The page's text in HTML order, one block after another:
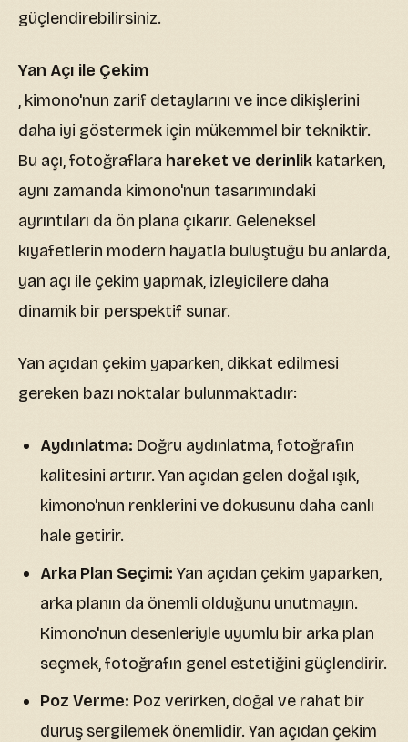
güçlendirebilirsiniz.
Yan Açı ile Çekim
, kimono'nun zarif detaylarını ve ince dikişlerini
daha iyi göstermek için mükemmel bir tekniktir.
Bu açı, fotoğraflara hareket ve derinlik katarken,
aynı zamanda kimono'nun tasarımındaki
ayrıntıları da ön plana çıkarır. Geleneksel
kıyafetlerin modern hayatla buluştuğu bu anlarda,
yan açı ile çekim yapmak, izleyicilere daha
dinamik bir perspektif sunar.
Yan açıdan çekim yaparken, dikkat edilmesi
gereken bazı noktalar bulunmaktadır:
Aydınlatma: Doğru aydınlatma, fotoğrafın
kalitesini artırır. Yan açıdan gelen doğal ışık,
kimono'nun renklerini ve dokusunu daha canlı
hale getirir.
Arka Plan Seçimi: Yan açıdan çekim yaparken,
arka planın da önemli olduğunu unutmayın.
Kimono'nun desenleriyle uyumlu bir arka plan
seçmek, fotoğrafın genel estetiğini güçlendirir.
Poz Verme: Poz verirken, doğal ve rahat bir
duruş sergilemek önemlidir. Yan açıdan çekim